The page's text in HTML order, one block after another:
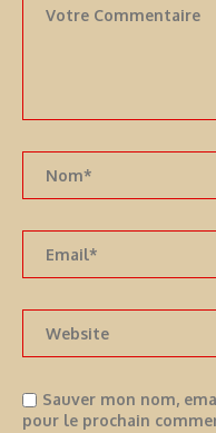
Sauver mon nom,
pour le prochain